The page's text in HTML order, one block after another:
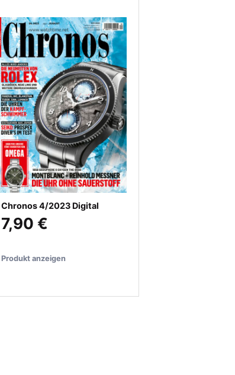
Chronos 4/2023 Digital
7,90 €
Produkt anzeigen